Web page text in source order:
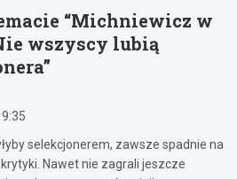
“Michniewicz w
wszyscy lubią
”
selekcjonerem, zawsze spadnie na
Nawet nie zagrali jeszcze